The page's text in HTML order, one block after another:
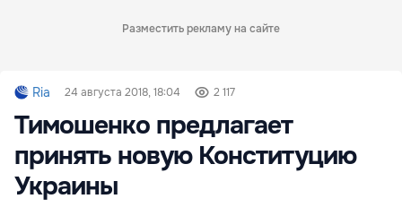
Разместить рекламу на сайте
Ria 24 августа 2018, 18:04 2 117
Тимошенко предлагает
принять новую Конституцию
Украины